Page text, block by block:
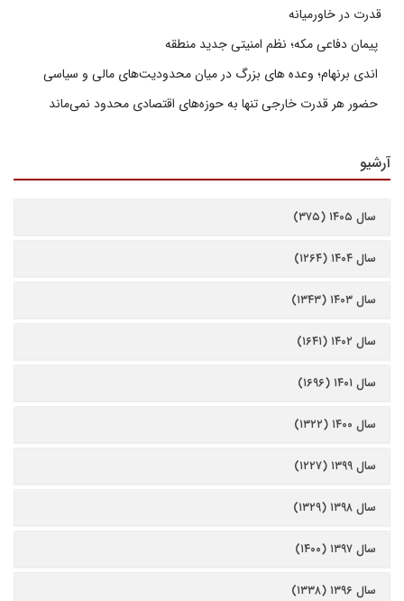
قدرت در خاورمیانه
پیمان دفاعی مکه؛ نظم امنیتی جدید منطقه
اندی برنهام؛ وعده های بزرگ در میان محدودیت‌های مالی و سیاسی
حضور هر قدرت خارجی تنها به حوزه‌های اقتصادی محدود نمی‌ماند
آرشیو
سال ۱۴۰۵ (۳۷۵)
سال ۱۴۰۴ (۱۲۶۴)
سال ۱۴۰۳ (۱۳۴۳)
سال ۱۴۰۲ (۱۶۴۱)
سال ۱۴۰۱ (۱۶۹۶)
سال ۱۴۰۰ (۱۳۲۲)
سال ۱۳۹۹ (۱۲۲۷)
سال ۱۳۹۸ (۱۳۲۹)
سال ۱۳۹۷ (۱۴۰۰)
سال ۱۳۹۶ (۱۳۳۸)